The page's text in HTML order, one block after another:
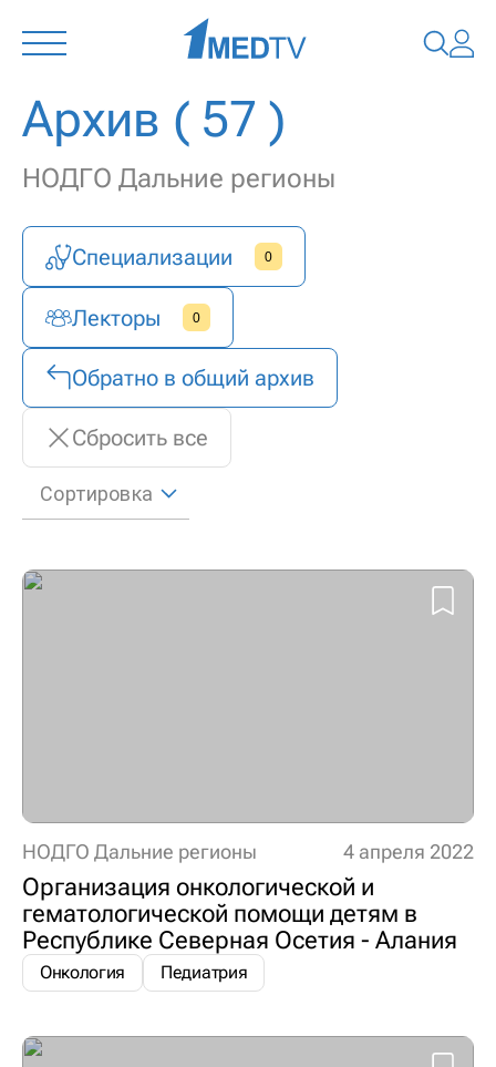
Архив ( 57 )
НОДГО Дальние регионы
Специализации 0
Лекторы 0
Обратно в общий архив
Сбросить все
Сортировка
НОДГО Дальние регионы 4 апреля 2022
Организация онкологической и
гематологической помощи детям в
Республике Северная Осетия - Алания
Онкология Педиатрия